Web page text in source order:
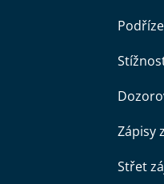
Zápisy
Střet